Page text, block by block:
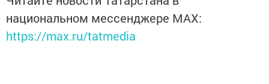
национальном мессенджере MАХ:
https://max.ru/tatmedia